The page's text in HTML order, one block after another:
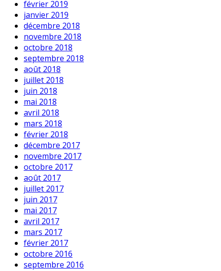
février 2019
janvier 2019
décembre 2018
novembre 2018
octobre 2018
septembre 2018
août 2018
juillet 2018
juin 2018
mai 2018
avril 2018
mars 2018
février 2018
décembre 2017
novembre 2017
octobre 2017
août 2017
juillet 2017
juin 2017
mai 2017
avril 2017
mars 2017
février 2017
octobre 2016
septembre 2016